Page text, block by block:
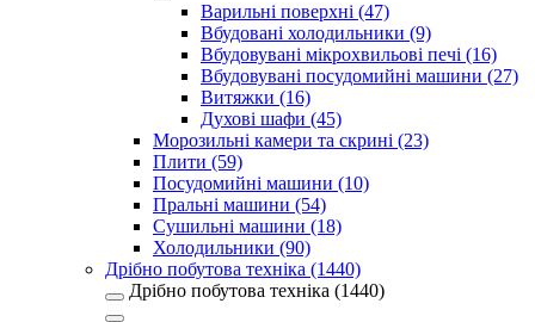
Варильні поверхні (47)
Вбудовані холодильники (9)
Вбудовувані мікрохвильові печі (16)
Вбудовувані посудомийні машини (27)
Витяжки (16)
Духові шафи (45)
Морозильні камери та скрині (23)
Плити (59)
Посудомийні машини (10)
Пральні машини (54)
Сушильні машини (18)
Холодильники (90)
Дрібно побутова техніка (1440)
Дрібно побутова техніка (1440)